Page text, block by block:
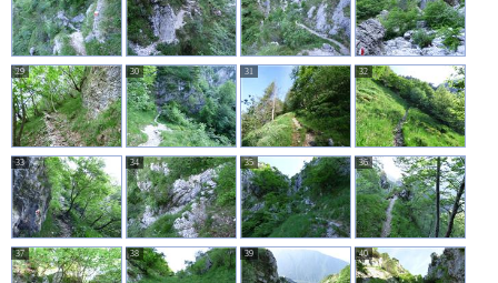
29 30 31 32
33 34 35 36
37 38 39 40